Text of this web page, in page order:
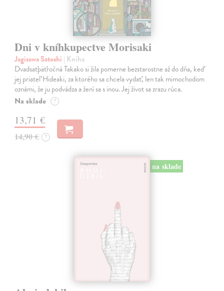
Dni v kníhkupectve Morisaki
Jagisawa Satoshi | Kniha
Dvadsaťpäťročná Takako si žila pomerne bezstarostne až do dňa, keď
jej priateľ Hideaki, za ktorého sa chcela vydať, len tak mimochodom
oznámi, že ju podvádza a žení sa s inou. Jej život sa zrazu rúca.
Na sklade ?
13,71 €
14,90 € ?
na sklade